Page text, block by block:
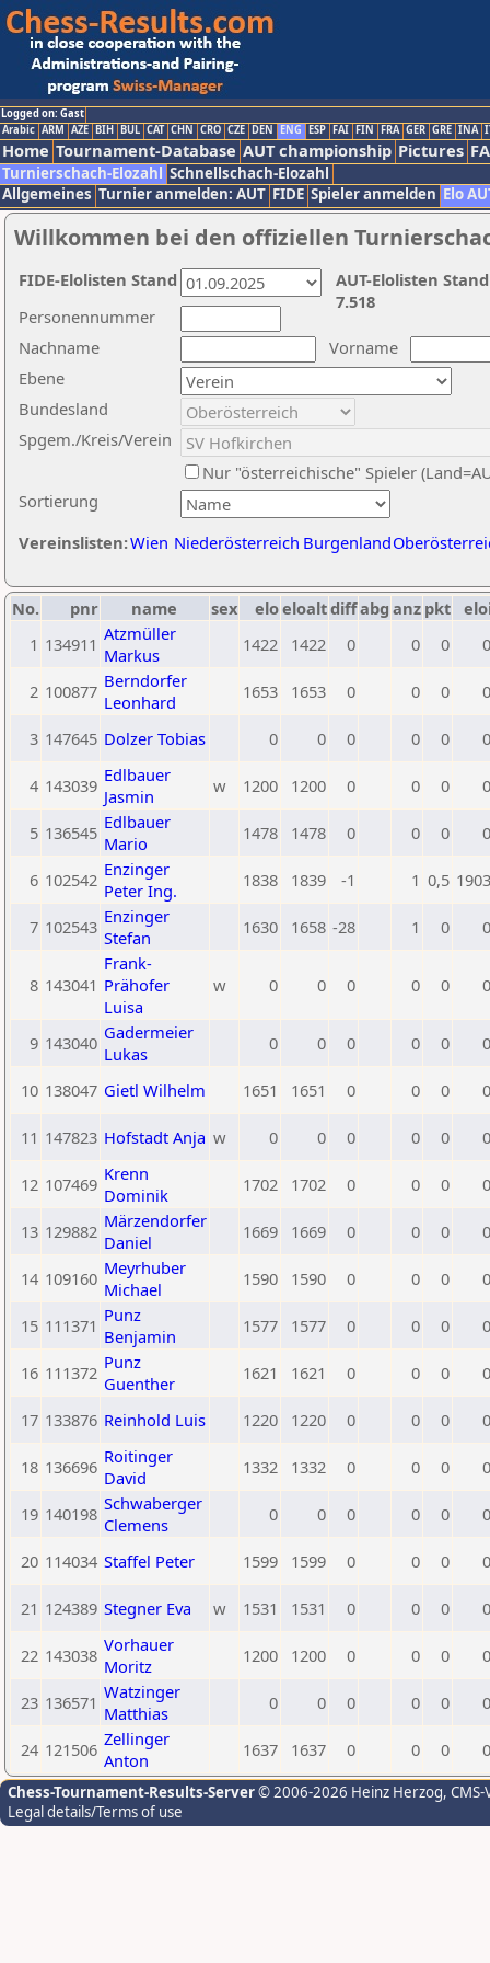
Logged on: Gast
Arabic ARM AZE BIH BUL CAT CHN CRO CZE DEN ENG ESP FAI FIN FRA GER GRE INA
Home Tournament-Database AUT championship Pictures
Turnierschach-Elozahl Schnellschach-Elozahl
Allgemeines Turnier anmelden: AUT FIDE Spieler anmelden Elo
Willkommen bei den offiziellen
Nachname
Vorname
Ebene
Sortierung
Personennummer
Bundesland
Spgem./Kreis/Verein
Nur "österreichische" Spieler
Vereinslisten:Wien Niederösterreich Burgenland
AUT-Elolisten
7.518
FIDE-Elolisten Stand
No. pnr name sex eloeloaltdiffabg anz pkt
1 134911 Atzmüller
Markus
1422 1422 0 0 0 0
2 100877 Berndorfer
Leonhard
1653 1653 0 0 0 0
3 147645 Dolzer Tobias 0 0 0 0 0 0
4 143039 Edlbauer
Jasmin
w 1200 1200 0 0 0 0
5 136545 Edlbauer
Mario
1478 1478 0 0 0 0
6 102542 Enzinger
Peter Ing.
1838 1839 -1 1 0,5 1903
7 102543 Enzinger
Stefan
1630 1658 -28 1 0 0
8 143041
Frank-
Prähofer
Luisa
w 0 0 0 0 0 0
9 143040 Gadermeier
Lukas
0 0 0 0 0 0
10 138047 Gietl Wilhelm 1651 1651 0 0 0 0
11 147823 Hofstadt Anja w 0 0 0 0 0 0
12 107469 Krenn
Dominik
1702 1702 0 0 0 0
13 129882 Märzendorfer
Daniel
1669 1669 0 0 0 0
14 109160 Meyrhuber
Michael
1590 1590 0 0 0 0
15 111371 Punz
Benjamin
1577 1577 0 0 0 0
16 111372 Punz
Guenther
1621 1621 0 0 0 0
17 133876 Reinhold Luis 1220 1220 0 0 0 0
18 136696 Roitinger
David
1332 1332 0 0 0 0
19 140198 Schwaberger
Clemens
0 0 0 0 0 0
20 114034 Staffel Peter 1599 1599 0 0 0 0
21 124389 Stegner Eva w 1531 1531 0 0 0 0
22 143038 Vorhauer
Moritz
1200 1200 0 0 0 0
23 136571 Watzinger
Matthias
0 0 0 0 0 0
24 121506 Zellinger
Anton
1637 1637 0 0 0 0
Chess-Tournament-Results-Server© 2006-2026 Heinz Herzog,
Legal details/Terms of use